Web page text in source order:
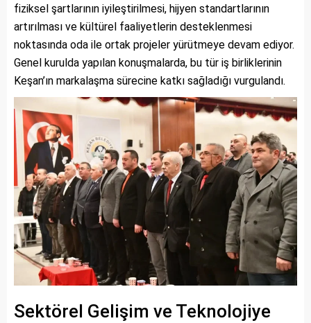
fiziksel şartlarının iyileştirilmesi, hijyen standartlarının
artırılması ve kültürel faaliyetlerin desteklenmesi
noktasında oda ile ortak projeler yürütmeye devam ediyor.
Genel kurulda yapılan konuşmalarda, bu tür iş birliklerinin
Keşan’ın markalaşma sürecine katkı sağladığı vurgulandı.
Sektörel Gelişim ve Teknolojiye